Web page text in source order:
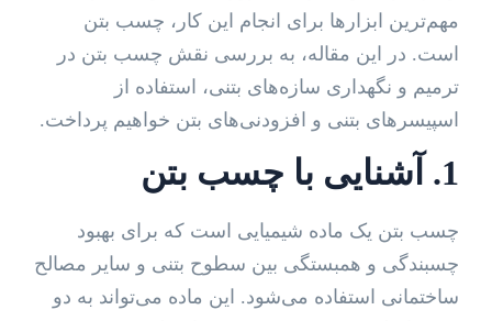
مهم‌ترین ابزارها برای انجام این کار، چسب بتن
است. در این مقاله، به بررسی نقش چسب بتن در
ترمیم و نگهداری سازه‌های بتنی، استفاده از
اسپیسرهای بتنی و افزودنی‌های بتن خواهیم پرداخت.
1. آشنایی با چسب بتن
چسب بتن یک ماده شیمیایی است که برای بهبود
چسبندگی و همبستگی بین سطوح بتنی و سایر مصالح
ساختمانی استفاده می‌شود. این ماده می‌تواند به دو